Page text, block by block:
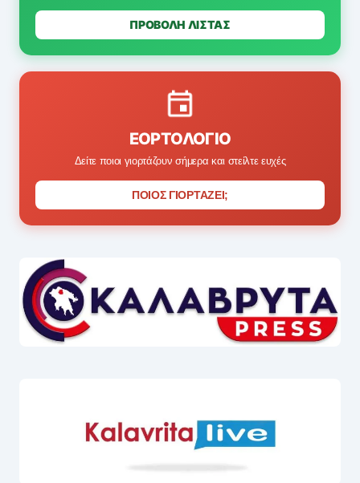
ΠΡΟΒΟΛΗ ΛΙΣΤΑΣ
ΕΟΡΤΟΛΌΓΙΟ
Δείτε ποιοι γιορτάζουν σήμερα και στείλτε ευχές
ΠΟΙΟΣ ΓΙΟΡΤΑΖΕΙ;